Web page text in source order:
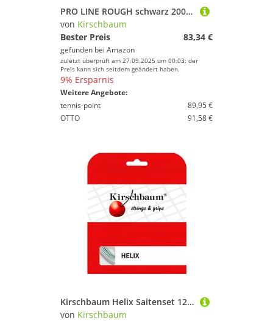
PRO LINE ROUGH schwarz 200m (1,20mm)
von Kirschbaum
Bester Preis
83,34 €
gefunden bei Amazon
zuletzt überprüft am 27.09.2025 um 00:03; der
Preis kann sich seitdem geändert haben.
9% Ersparnis
Weitere Angebote:
tennis-point
89,95 €
OTTO
91,58 €
Kirschbaum Helix Saitenset 12m - Weiß
von Kirschbaum